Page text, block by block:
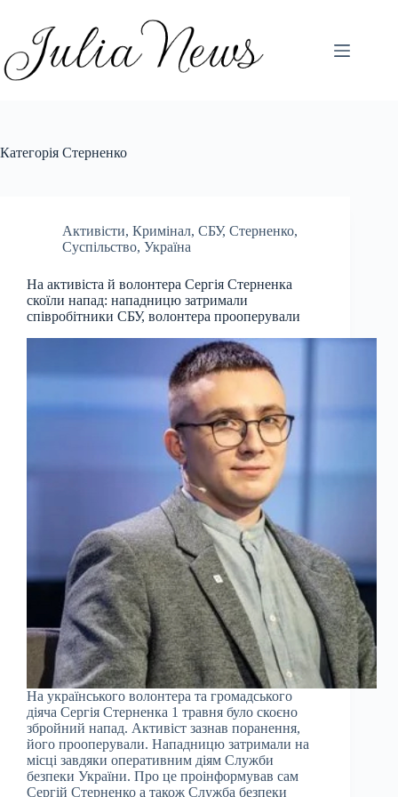
вмісту
Категорія Стерненко
Активісти, Кримінал, СБУ, Стерненко,
Суспільство, Україна
На активіста й волонтера Сергія Стерненка
скоїли напад: нападницю затримали
співробітники СБУ, волонтера прооперували
На українського волонтера та громадського
діяча Сергія Стерненка 1 травня було скоєно
збройний напад. Активіст зазнав поранення,
його прооперували. Нападницю затримали на
місці завдяки оперативним діям Служби
безпеки України. Про це проінформував сам
Сергій Стерненко а також Служба безпеки